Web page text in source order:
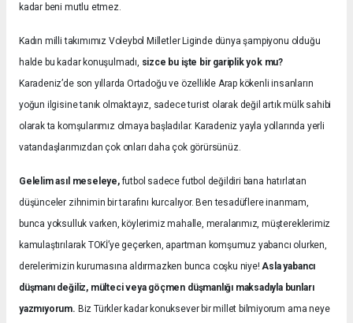
kadar beni mutlu etmez.
Kadın milli takımımız Voleybol Milletler Liginde dünya şampiyonu olduğu
halde bu kadar konuşulmadı, sizce bu işte bir gariplik yok mu?
Karadeniz’de son yıllarda Ortadoğu ve özellikle Arap kökenli insanların
yoğun ilgisine tanık olmaktayız, sadece turist olarak değil artık mülk sahibi
olarak ta komşularımız olmaya başladılar. Karadeniz yayla yollarında yerli
vatandaşlarımızdan çok onları daha çok görürsünüz.
Gelelim asıl meseleye,futbol sadece futbol değildiri bana hatırlatan
düşünceler zihnimin bir tarafını kurcalıyor. Ben tesadüflere inanmam,
bunca yoksulluk varken, köylerimiz mahalle, meralarımız, müştereklerimiz
kamulaştırılarak TOKİ’ye geçerken, apartman komşumuz yabancı olurken,
derelerimizin kurumasına aldırmazken bunca coşku niye! Asla yabancı
düşmanı değiliz, mülteci veya göçmen düşmanlığı maksadıyla bunları
yazmıyorum. Biz Türkler kadar konuksever bir millet bilmiyorum ama neye